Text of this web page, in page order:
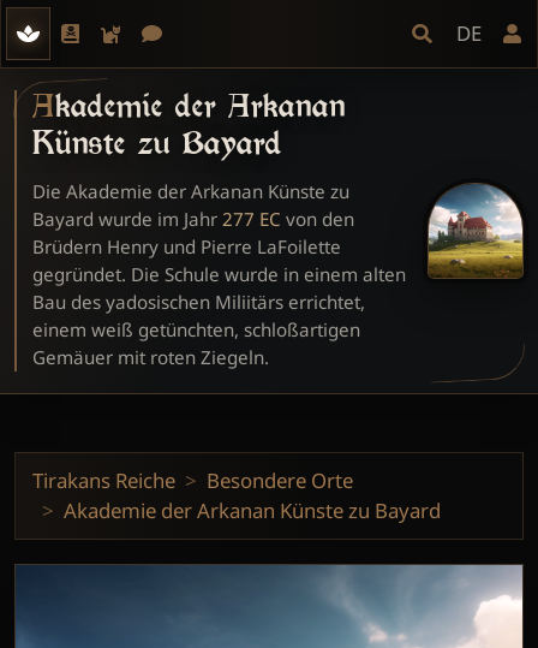
DE
Akademie der Arkanan
Künste zu Bayard
Die Akademie der Arkanan Künste zu
Bayard wurde im Jahr 277 EC von den
Brüdern Henry und Pierre LaFoilette
gegründet. Die Schule wurde in einem alten
Bau des yadosischen Miliitärs errichtet,
einem weiß getünchten, schloßartigen
Gemäuer mit roten Ziegeln.
Tirakans Reiche
Besondere Orte
Akademie der Arkanan Künste zu Bayard